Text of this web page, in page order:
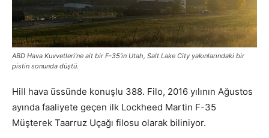
ABD Hava Kuvvetleri’ne ait bir F-35’in Utah, Salt Lake City yakınlarındaki bir
pistin sonunda düştü.
Hill hava üssünde konuşlu 388. Filo, 2016 yılının Ağustos
ayında faaliyete geçen ilk Lockheed Martin F-35
Müşterek Taarruz Uçağı filosu olarak biliniyor.